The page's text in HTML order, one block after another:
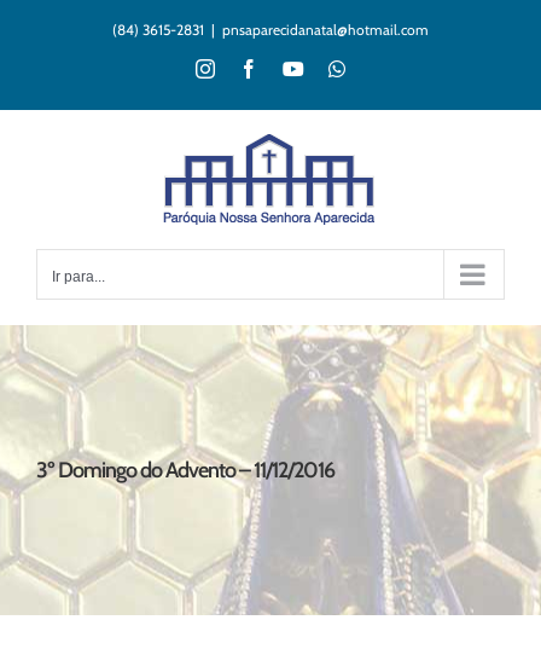
(84) 3615-2831 | pnsaparecidanatal@hotmail.com
InstagramFacebookYouTubeWhatsApp
Ir para...
3º Domingo do Advento – 11/12/2016